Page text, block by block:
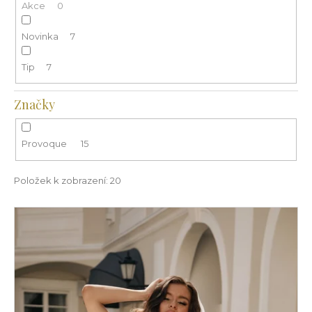
ů
Akce 0
Novinka 7
Tip 7
Značky
Provoque 15
Položek k zobrazení: 20
V
p
i
s
a
?
HLEDAT
p
o
r